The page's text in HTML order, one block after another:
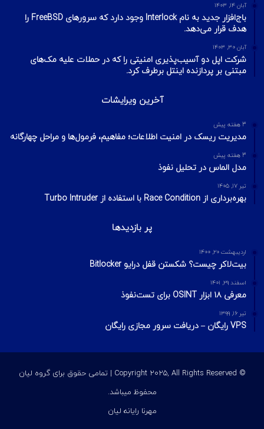
آبان ۱۴, ۱۴۰۳
باج‌افزار جدید به نام Interlock وجود دارد که سرورهای FreeBSD را
هدف قرار می‌دهد.
آبان ۳۰, ۱۴۰۳
شرکت اپل دو آسیب‌پذیری امنیتی را که در حملات علیه مک‌های
مبتنی بر پردازنده اینتل برطرف کرد.
آخرین ویرایشات
3 هفته پیش
مدیریت ریسک در امنیت اطلاعات؛ مفاهیم، فرمول‌ها و مراحل چهارگانه
3 هفته پیش
مدل الماس در تحلیل نفوذ
تیر ۱۷, ۱۴۰۵
بهره‌برداری از Race Condition با استفاده از Turbo Intruder
پر بازدیدها
اردیبهشت ۲۰, ۱۴۰۰
بیت‌لاکر چیست؟ شکستن قفل درایو Bitlocker
اسفند ۲۹, ۱۴۰۱
معرفی ۱۸ ابزار OSINT برای تست‌نفوذ
تیر ۱۶, ۱۳۹۹
VPS رایگان – دریافت سرور مجازی رایگان
© Copyright 2025, All Rights Reserved | تمامی حقوق برای گروه لیان
محفوظ میباشد.
مهرنا رایانه لیان